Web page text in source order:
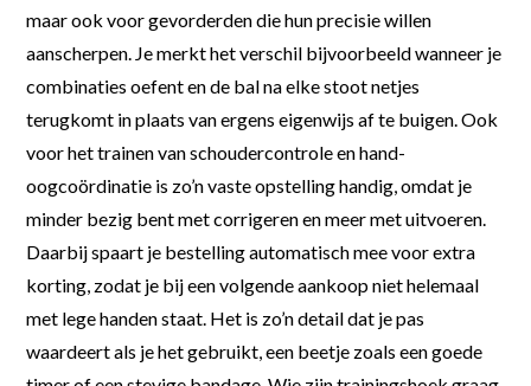
maar ook voor gevorderden die hun precisie willen
aanscherpen. Je merkt het verschil bijvoorbeeld wanneer je
combinaties oefent en de bal na elke stoot netjes
terugkomt in plaats van ergens eigenwijs af te buigen. Ook
voor het trainen van schoudercontrole en hand-
oogcoördinatie is zo’n vaste opstelling handig, omdat je
minder bezig bent met corrigeren en meer met uitvoeren.
Daarbij spaart je bestelling automatisch mee voor extra
korting, zodat je bij een volgende aankoop niet helemaal
met lege handen staat. Het is zo’n detail dat je pas
waardeert als je het gebruikt, een beetje zoals een goede